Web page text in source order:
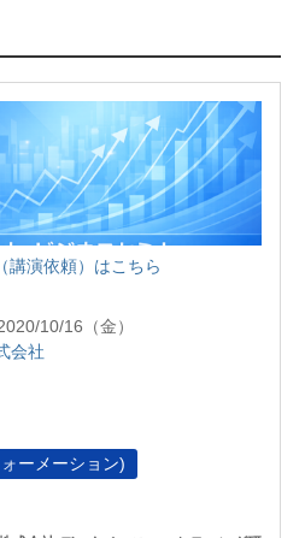
講演依頼）はこちら
10/16（金）
会社
ーメーション)